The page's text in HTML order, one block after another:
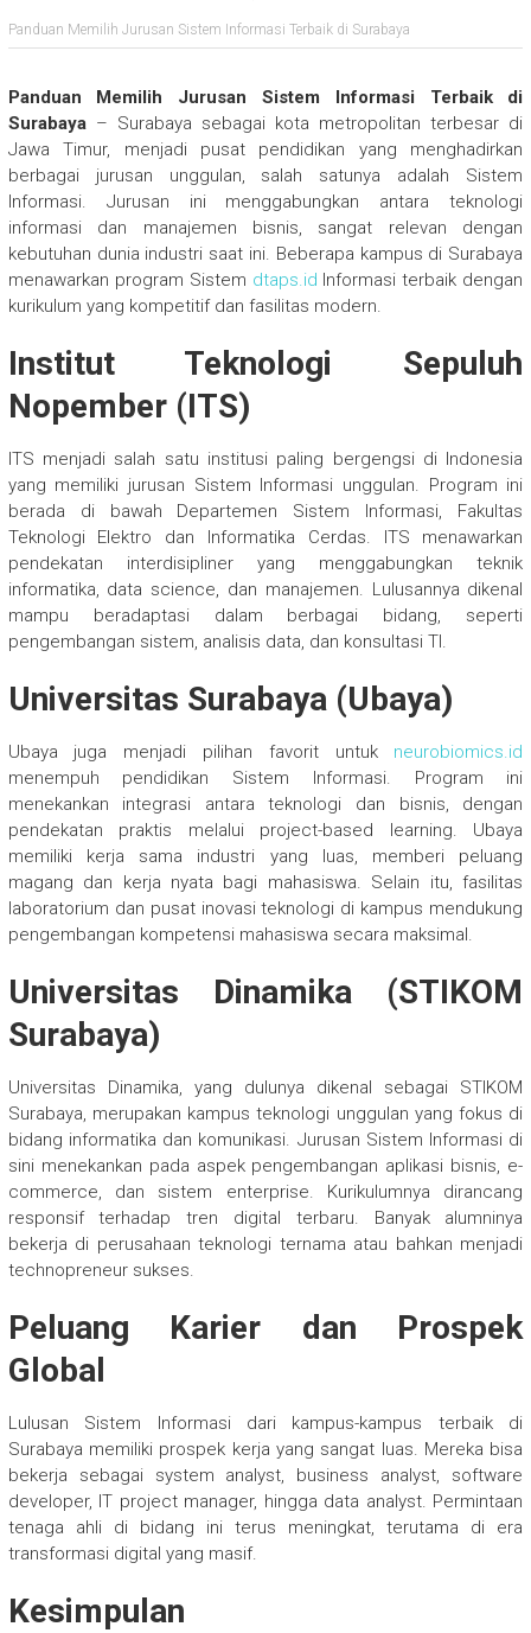
Panduan Memilih Jurusan Sistem Informasi Terbaik di Surabaya
Panduan Memilih Jurusan Sistem Informasi Terbaik di
Surabaya– Surabaya sebagai kota metropolitan terbesar di
Jawa Timur, menjadi pusat pendidikan yang menghadirkan
berbagai jurusan unggulan, salah satunya adalah Sistem
Informasi. Jurusan ini menggabungkan antara teknologi
informasi dan manajemen bisnis, sangat relevan dengan
kebutuhan dunia industri saat ini. Beberapa kampus di Surabaya
menawarkan program Sistem dtaps.id Informasi terbaik dengan
kurikulum yang kompetitif dan fasilitas modern.
Institut Teknologi Sepuluh
Nopember (ITS)
ITS menjadi salah satu institusi paling bergengsi di Indonesia
yang memiliki jurusan Sistem Informasi unggulan. Program ini
berada di bawah Departemen Sistem Informasi, Fakultas
Teknologi Elektro dan Informatika Cerdas. ITS menawarkan
pendekatan interdisipliner yang menggabungkan teknik
informatika, data science, dan manajemen. Lulusannya dikenal
mampu beradaptasi dalam berbagai bidang, seperti
pengembangan sistem, analisis data, dan konsultasi TI.
Universitas Surabaya (Ubaya)
Ubaya juga menjadi pilihan favorit untuk neurobiomics.id
menempuh pendidikan Sistem Informasi. Program ini
menekankan integrasi antara teknologi dan bisnis, dengan
pendekatan praktis melalui project-based learning. Ubaya
memiliki kerja sama industri yang luas, memberi peluang
magang dan kerja nyata bagi mahasiswa. Selain itu, fasilitas
laboratorium dan pusat inovasi teknologi di kampus mendukung
pengembangan kompetensi mahasiswa secara maksimal.
Universitas Dinamika (STIKOM
Surabaya)
Universitas Dinamika, yang dulunya dikenal sebagai STIKOM
Surabaya, merupakan kampus teknologi unggulan yang fokus di
bidang informatika dan komunikasi. Jurusan Sistem Informasi di
sini menekankan pada aspek pengembangan aplikasi bisnis, e-
commerce, dan sistem enterprise. Kurikulumnya dirancang
responsif terhadap tren digital terbaru. Banyak alumninya
bekerja di perusahaan teknologi ternama atau bahkan menjadi
technopreneur sukses.
Peluang Karier dan Prospek
Global
Lulusan Sistem Informasi dari kampus-kampus terbaik di
Surabaya memiliki prospek kerja yang sangat luas. Mereka bisa
bekerja sebagai system analyst, business analyst, software
developer, IT project manager, hingga data analyst. Permintaan
tenaga ahli di bidang ini terus meningkat, terutama di era
transformasi digital yang masif.
Kesimpulan